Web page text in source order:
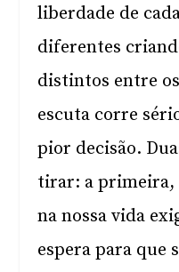
liberdade de
diferentes
distintos entre
escuta corre
pior decisão.
tirar: a primeira,
na nossa vida
espera para que